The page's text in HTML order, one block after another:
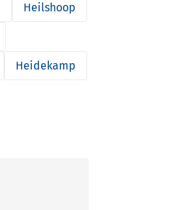
Heilshoop
Heidekamp